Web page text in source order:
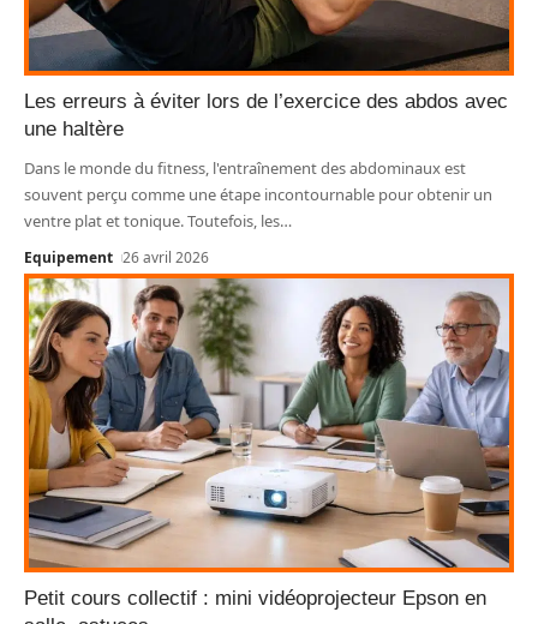
Les erreurs à éviter lors de l’exercice des abdos avec
une haltère
Dans le monde du fitness, l'entraînement des abdominaux est
souvent perçu comme une étape incontournable pour obtenir un
ventre plat et tonique. Toutefois, les…
Equipement 26 avril 2026
Petit cours collectif : mini vidéoprojecteur Epson en